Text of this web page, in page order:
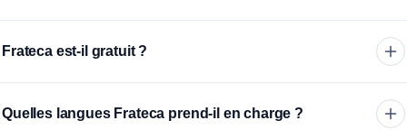
Frateca est-il gratuit ?
limitées. L’appli dispose aussi d’un abonnement premium qui
Quelles langues Frateca prend-il en charge ?